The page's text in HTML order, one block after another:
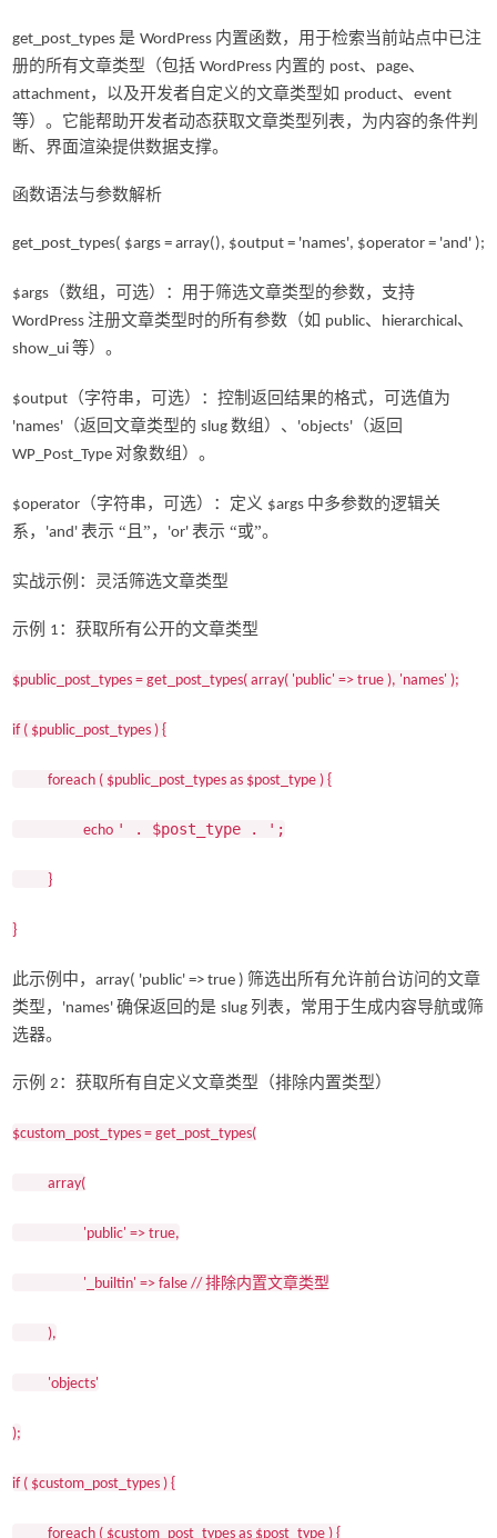
get_post_types 是 WordPress 内置函数，用于检索当前站点中已注
册的所有文章类型（包括 WordPress 内置的 post、 page、
attachment，以及开发者自定义的文章类型如 product、 event
等）。它能帮助开发者动态获取文章类型列表，为内容的条件判
断、界面渲染提供数据支撑。
函数语法与参数解析
get_post_types( $args = array(), $output = 'names', $operator = 'and' );
$args （数组，可选）：用于筛选文章类型的参数，支持
WordPress 注册文章类型时的所有参数（如 public、 hierarchical、
show_ui 等）。
$output （字符串，可选）：控制返回结果的格式，可选值为
'names' （返回文章类型的 slug 数组）、 'objects' （返回
WP_Post_Type 对象数组）。
$operator （字符串，可选）：定义 $args 中多参数的逻辑关
系， 'and' 表示 “且”， 'or' 表示 “或”。
实战示例：灵活筛选文章类型
示例 1 ：获取所有公开的文章类型
$public_post_types = get_post_types( array( 'public' => true ), 'names' );
if ( $public_post_types ) {
foreach ( $public_post_types as $post_type ) {
echo ' . $post_type . ';
}
}
此示例中， array( 'public' => true ) 筛选出所有允许前台访问的文章
类型， 'names' 确保返回的是 slug 列表，常用于生成内容导航或筛
选器。
示例 2 ：获取所有自定义文章类型（排除内置类型）
$custom_post_types = get_post_types(
array(
'public' => true,
'_builtin' => false // 排除内置文章类型
),
'objects'
);
if ( $custom_post_types ) {
foreach ( $custom_post_types as $post_type ) {